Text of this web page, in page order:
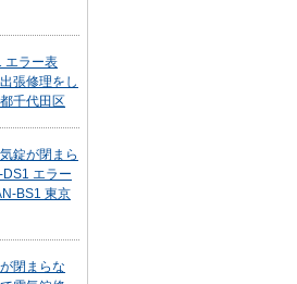
エラー表
張修理をし
千代田区
錠が閉まら
エラー
BS1 東京
閉まらな